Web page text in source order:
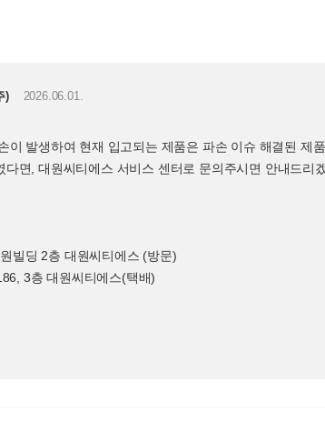
) 2026.06.01.
이 발생하여 현재 입고되는 제품은 파손 이슈 해결된 제
면, 대원씨티에스 서비스 센터로 문의주시면 안내드리
빌딩 2층 대원씨티에스 (방문)
3층 대원씨티에스(택배)